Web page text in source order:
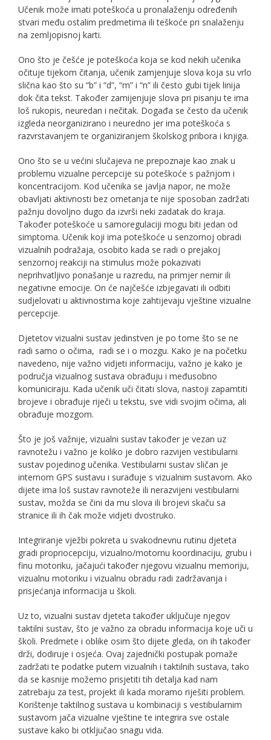
Učenik može imati poteškoća u pronalaženju određenih
stvari među ostalim predmetima ili teškoće pri snalaženju
na zemljopisnoj karti.
Ono što je češće je poteškoća koja se kod nekih učenika
očituje tijekom čitanja, učenik zamjenjuje slova koja su vrlo
slična kao što su “b” i “d”, “m” i “n” ili često gubi tijek linija
dok čita tekst. Također zamijenjuje slova pri pisanju te ima
loš rukopis, neuredan i nečitak. Događa se često da učenik
izgleda neorganizirano i neuredno jer ima poteškoća s
razvrstavanjem te organiziranjem školskog pribora i knjiga.
Ono što se u većini slučajeva ne prepoznaje kao znak u
problemu vizualne percepcije su poteškoće s pažnjom i
koncentracijom. Kod učenika se javlja napor, ne može
obavljati aktivnosti bez ometanja te nije sposoban zadržati
pažnju dovoljno dugo da izvrši neki zadatak do kraja.
Također poteškoće u samoregulaciji mogu biti jedan od
simptoma. Učenik koji ima poteškoće u senzornoj obradi
vizualnih podražaja, osobito kada se radi o prejakoj
senzornoj reakciji na stimulus može pokazivati
neprihvatljivo ponašanje u razredu, na primjer nemir ili
negativne emocije. On će najčešće izbjegavati ili odbiti
sudjelovati u aktivnostima koje zahtijevaju vještine vizualne
percepcije.
Djetetov vizualni sustav jedinstven je po tome što se ne
radi samo o očima, radi se i o mozgu. Kako je na početku
navedeno, nije važno vidjeti informaciju, važno je kako je
područja vizualnog sustava obrađuju i međusobno
komuniciraju. Kada učenik uči čitati slova, nastoji zapamtiti
brojeve i obrađuje riječi u tekstu, sve vidi svojim očima, ali
obrađuje mozgom.
Što je još važnije, vizualni sustav također je vezan uz
ravnotežu i važno je koliko je dobro razvijen vestibularni
sustav pojedinog učenika. Vestibularni sustav sličan je
internom GPS sustavu i surađuje s vizualnim sustavom. Ako
dijete ima loš sustav ravnoteže ili nerazvijeni vestibularni
sustav, možda se čini da mu slova ili brojevi skaču sa
stranice ili ih čak može vidjeti dvostruko.
Integriranje vježbi pokreta u svakodnevnu rutinu djeteta
gradi propriocepciju, vizualno/motornu koordinaciju, grubu i
finu motoriku, jačajući također njegovu vizualnu memoriju,
vizualnu motoriku i vizualnu obradu radi zadržavanja i
prisjećanja informacija u školi.
Uz to, vizualni sustav djeteta također uključuje njegov
taktilni sustav, što je važno za obradu informacija koje uči u
školi. Predmete i oblike osim što dijete gleda, on ih također
drži, dodiruje i osjeća. Ovaj zajednički postupak pomaže
zadržati te podatke putem vizualnih i taktilnih sustava, tako
da se kasnije možemo prisjetiti tih detalja kad nam
zatrebaju za test, projekt ili kada moramo riješiti problem.
Korištenje taktilnog sustava u kombinaciji s vestibularnim
sustavom jača vizualne vještine te integrira sve ostale
sustave kako bi otključao snagu vida.